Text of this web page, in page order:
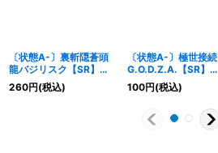
〔状態A-〕裏斬隠蒼頭
龍バジリスク【SR】
{EX12S9/S20}《水》
260円(税込)
〔状態A-〕極世接続
G.O.D.Z.A.【SR】
{RP17S9/S11}《多》
100円(税込)